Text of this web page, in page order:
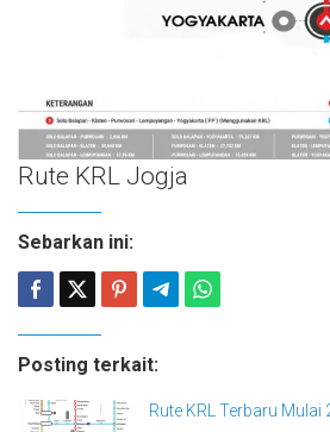
Rute KRL Jogja
Sebarkan ini:
Posting terkait:
Rute KRL Terbaru Mulai